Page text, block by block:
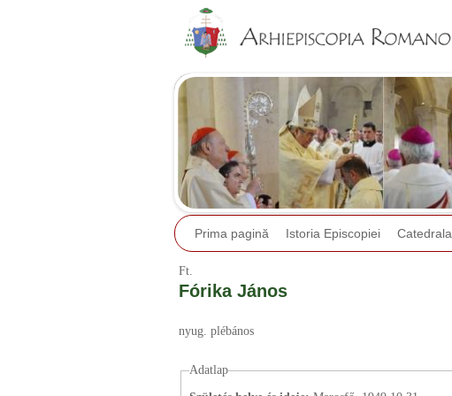
Prima pagină Istoria Episcopiei Catedrala
Ft.
Fórika János
nyug. plébános
Adatlap